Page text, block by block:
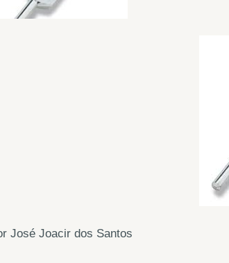
José Joacir dos Santos